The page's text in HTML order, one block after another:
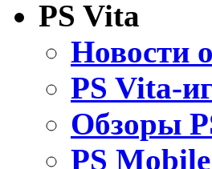
PS Vita
Новости
PS Vita-
Обзоры
PS Mobile